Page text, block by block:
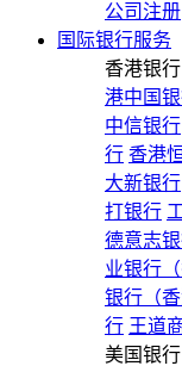
公司注册
国际银行服务
香港银行
港中国
中信银行
行 香港
大新银行
打银行
德意志银
业银行（
银行（
行 王道
美国银行